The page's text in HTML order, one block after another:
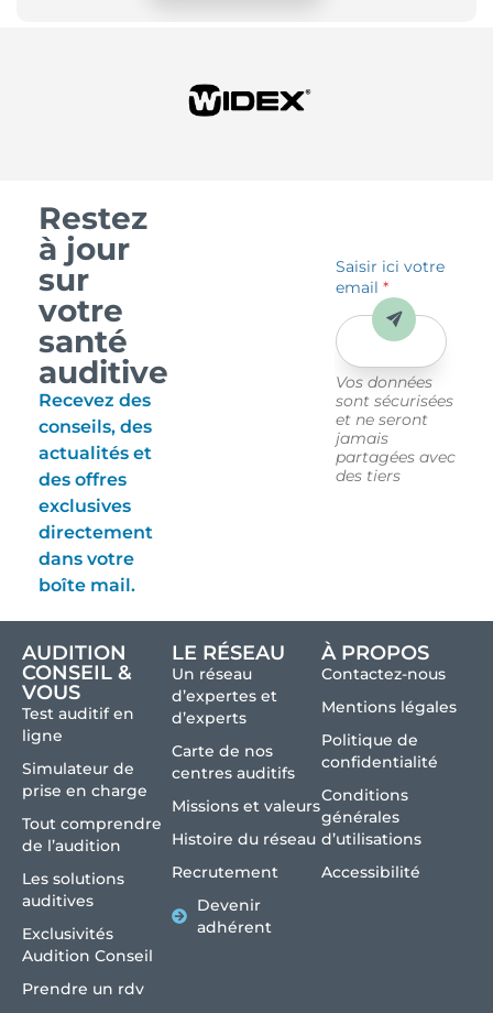
Restez
à jour
sur
votre
santé
auditive
Recevez des
conseils, des
actualités et
des offres
exclusives
directement
dans votre
boîte mail.
Saisir ici votre
email*
Vos données
sont sécurisées
et ne seront
jamais
partagées avec
des tiers
Envoyer
AUDITION
CONSEIL &
VOUS
Test auditif en
ligne
Simulateur de
prise en charge
Tout comprendre
de l’audition
Les solutions
auditives
Exclusivités
Audition Conseil
Prendre un rdv
LE RÉSEAU
Un réseau
d’expertes et
d’experts
Carte de nos
centres auditifs
Missions et valeurs
Histoire du réseau
Recrutement
Devenir
adhérent
À PROPOS
Contactez-nous
Mentions légales
Politique de
confidentialité
Conditions
générales
d’utilisations
Accessibilité